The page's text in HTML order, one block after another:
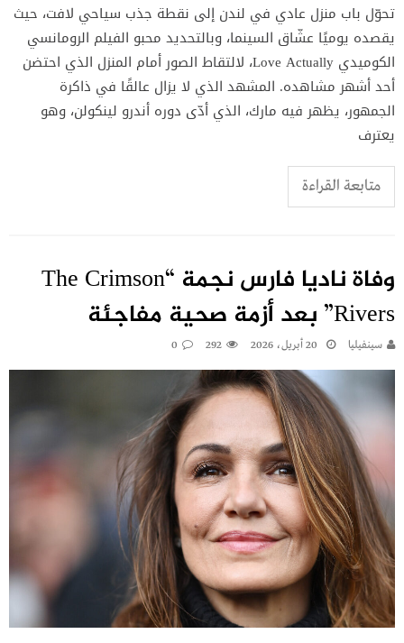
تحوّل باب منزل عادي في لندن إلى نقطة جذب سياحي لافت، حيث
يقصده يوميًا عشّاق السينما، وبالتحديد محبو الفيلم الرومانسي
الكوميدي Love Actually، لالتقاط الصور أمام المنزل الذي احتضن
أحد أشهر مشاهده. المشهد الذي لا يزال عالقًا في ذاكرة
الجمهور، يظهر فيه مارك، الذي أدّى دوره أندرو لينكولن، وهو
يعترف
متابعة القراءة
وفاة ناديا فارس نجمة “The Crimson
Rivers” بعد أزمة صحية مفاجئة
سينفيليا 20 أبريل، 2026 292
0